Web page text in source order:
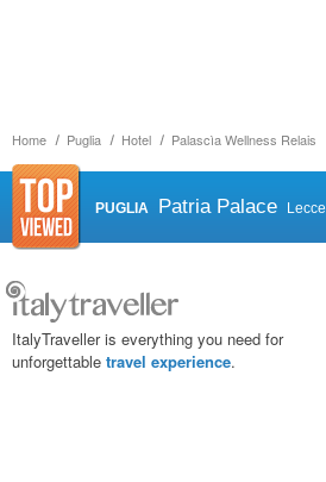
Home Puglia Hotel Palascìa Wellness Relais
PUGLIA Patria Palace Lecce
ItalyTraveller is everything you need for
unforgettable travel experience.